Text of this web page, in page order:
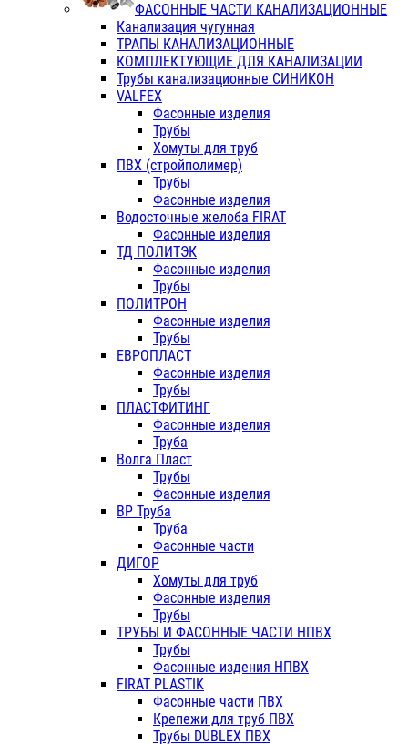
ФАСОННЫЕ ЧАСТИ КАНАЛИЗАЦИОННЫЕ
Канализация чугунная
ТРАПЫ КАНАЛИЗАЦИОННЫЕ
КОМПЛЕКТУЮЩИЕ ДЛЯ КАНАЛИЗАЦИИ
Трубы канализационные СИНИКОН
VALFEX
Фасонные изделия
Трубы
Хомуты для труб
ПВХ (стройполимер)
Трубы
Фасонные изделия
Водосточные желоба FIRAT
Фасонные изделия
ТД ПОЛИТЭК
Фасонные изделия
Трубы
ПОЛИТРОН
Фасонные изделия
Трубы
ЕВРОПЛАСТ
Фасонные изделия
Трубы
ПЛАСТФИТИНГ
Фасонные изделия
Труба
Волга Пласт
Трубы
Фасонные изделия
ВР Труба
Труба
Фасонные части
ДИГОР
Хомуты для труб
Фасонные изделия
Трубы
ТРУБЫ И ФАСОННЫЕ ЧАСТИ НПВХ
Трубы
Фасонные издения НПВХ
FIRAT PLASTIK
Фасонные части ПВХ
Крепежи для труб ПВХ
Трубы DUBLEX ПВХ